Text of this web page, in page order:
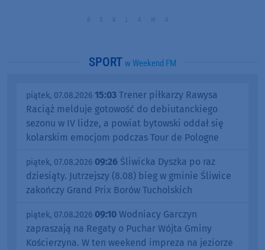
SPORT w Weekend FM
piątek, 07.08.2026 15:03 Trener piłkarzy Rawysa
Raciąż melduje gotowość do debiutanckiego
sezonu w IV lidze, a powiat bytowski oddał się
kolarskim emocjom podczas Tour de Pologne
piątek, 07.08.2026 09:26 Śliwicka Dyszka po raz
dziesiąty. Jutrzejszy (8.08) bieg w gminie Śliwice
zakończy Grand Prix Borów Tucholskich
piątek, 07.08.2026 09:10 Wodniacy Garczyn
zapraszają na Regaty o Puchar Wójta Gminy
Kościerzyna. W ten weekend impreza na jeziorze